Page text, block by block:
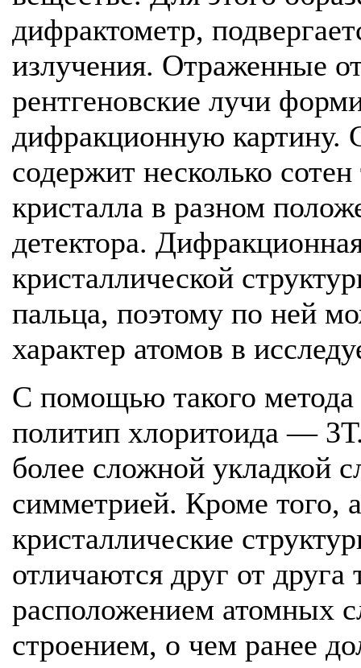
дифрактометр,
излучения. Отраженные
рентгеновские лучи
дифракционную картину.
содержит несколько
кристалла в разном
детектора.
кристаллической
пальца, поэтому по ней
характер атомов в
С помощью такого
политип хлоритоида —
более сложной укладкой
симметрией. Кроме того,
кристаллические
отличаются друг от
расположением атомных
строением, о чем ранее